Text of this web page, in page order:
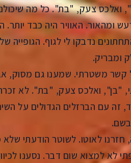
ואלכס צעק, "בת". כל מה שיכולנו
ומהאור. האוויר היה כבד
נדבקו לי לגוף.
ומבריק.
קשר משטרתי. שמענו גם מסוק,
"בן", ואלכס צעק, "בת". לא
זה עם הברזלים הגדולים על
לאוטו. לשוטר הודעתי שלא
לא למצוא שום דבר. נסענו